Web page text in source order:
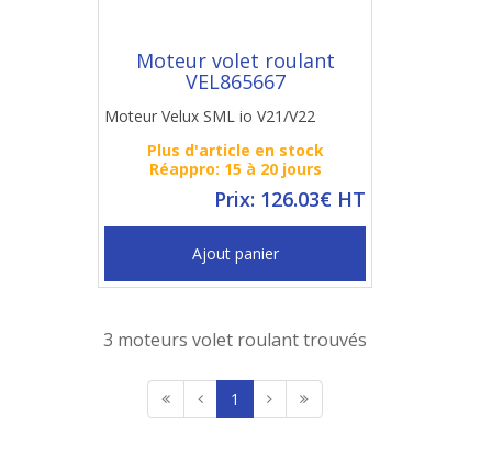
Moteur volet roulant
VEL865667
Moteur Velux SML io V21/V22
Plus d'article en stock
Réappro: 15 à 20 jours
Prix: 126.03€ HT
Ajout panier
3 moteurs volet roulant trouvés
1